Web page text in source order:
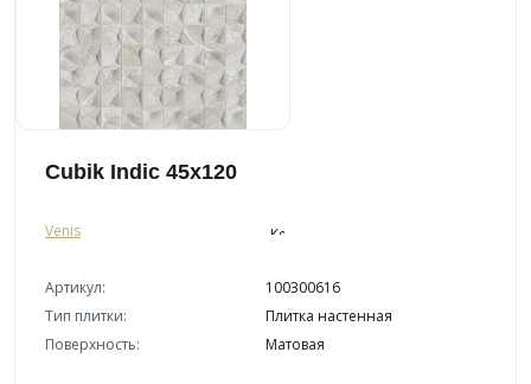
Cubik Indic 45x120
Venis
Артикул:
100300616
Тип плитки:
Плитка настенная
Поверхность:
Матовая